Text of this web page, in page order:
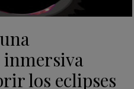
inmersiva
los eclipses